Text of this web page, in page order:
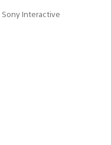
Interactive